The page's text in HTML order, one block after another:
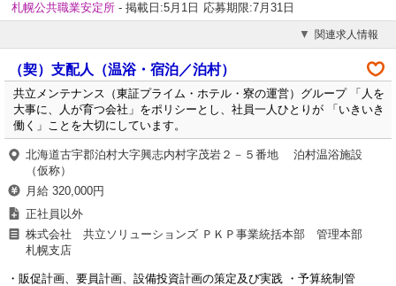
札幌公共職業安定所 - 掲載日:5月1日 応募期限:7月31日
関連求人情報
（契）支配人（温浴・宿泊／泊村）
共立メンテナンス（東証プライム・ホテル・寮の運営）グループ 「人を
大事に、人が育つ会社」をポリシーとし、社員一人ひとりが 「いきいき
働く」ことを大切にしています。
北海道古宇郡泊村大字興志内村字茂岩２－５番地 泊村温浴施設
（仮称）
月給 320,000円
正社員以外
株式会社 共立ソリューションズ ＰＫＰ事業統括本部 管理本部
札幌支店
・販促計画、要員計画、設備投資計画の策定及び実践 ・予算統制管